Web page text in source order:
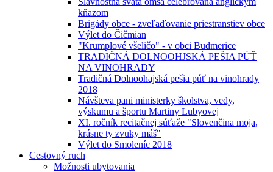
kňazom
Brigády obce - zveľaďovanie priestranstiev obce
Výlet do Čičmian
"Krumplové všeličo" - v obci Budmerice
TRADIČNÁ DOLNOOHJSKÁ PEŠIA PÚŤ
NA VINOHRADY
Tradičná Dolnoohajská pešia púť na vinohrady
2018
Návšteva pani ministerky školstva, vedy,
výskumu a športu Martiny Lubyovej
XI. ročník recitačnej súťaže "Slovenčina moja,
krásne ty zvuky máš"
Výlet do Smoleníc 2018
Cestovný ruch
Možnosti ubytovania